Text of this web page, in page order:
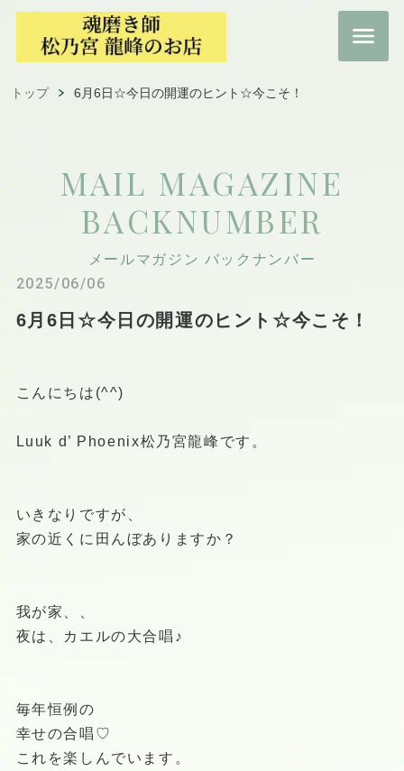
トップ 6月6日☆今日の開運のヒント☆今こそ！
MAIL MAGAZINE
BACKNUMBER
メールマガジン バックナンバー
2025/06/06
6月6日☆今日の開運のヒント☆今こそ！
こんにちは(^^)
Luuk d’ Phoenix松乃宮龍峰です。
いきなりですが、
家の近くに田んぼありますか？
我が家、、
夜は、カエルの大合唱♪
毎年恒例の
幸せの合唱♡
これを楽しんでいます。